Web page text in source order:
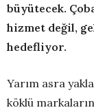
büyütecek.
hizmet değil,
hedefliyor.
Yarım asra
köklü